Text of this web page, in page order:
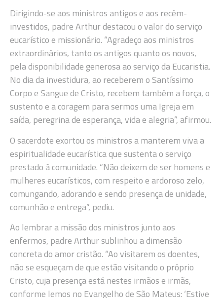
Dirigindo-se aos ministros antigos e aos recém-
investidos, padre Arthur destacou o valor do serviço
eucarístico e missionário. “Agradeço aos ministros
extraordinários, tanto os antigos quanto os novos,
pela disponibilidade generosa ao serviço da Eucaristia.
No dia da investidura, ao receberem o Santíssimo
Corpo e Sangue de Cristo, recebem também a força, o
sustento e a coragem para sermos uma Igreja em
saída, peregrina de esperança, vida e alegria”, afirmou.
O sacerdote exortou os ministros a manterem viva a
espiritualidade eucarística que sustenta o serviço
prestado à comunidade. “Não deixem de ser homens e
mulheres eucarísticos, com respeito e ardoroso zelo,
comungando, adorando e sendo presença de unidade,
comunhão e entrega”, pediu.
Ao lembrar a missão dos ministros junto aos
enfermos, padre Arthur sublinhou a dimensão
concreta do amor cristão. “Ao visitarem os doentes,
não se esqueçam de que estão visitando o próprio
Cristo, cuja presença está nestes irmãos e irmãs,
conforme lemos no Evangelho de São Mateus: ‘Estive